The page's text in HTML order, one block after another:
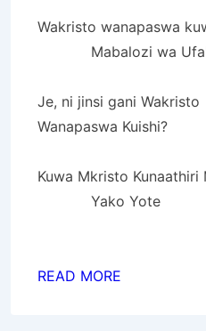
Wakristo
Mabalozi wa
Je, ni jinsi
Wanapaswa Kuishi?
Kuwa Mkristo
Yako Yote
READ MORE